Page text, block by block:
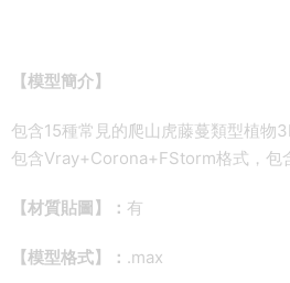
【模型簡介】
包含15種常見的爬山虎藤蔓類型植物
包含Vray+Corona+FStorm格式，包
【材質貼圖】： 有
【模型格式】： .max